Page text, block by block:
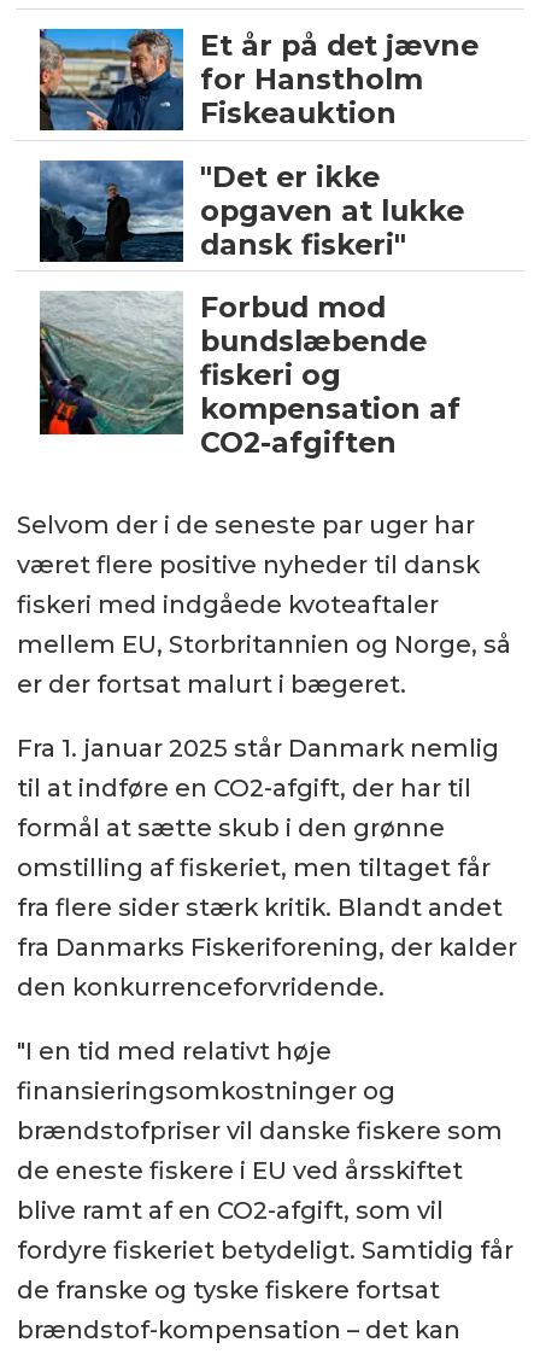
Et år på det jævne
for Hanstholm
Fiskeauktion
"Det er ikke
opgaven at lukke
dansk fiskeri"
Forbud mod
bundslæbende
fiskeri og
kompensation af
CO2-afgiften
Selvom der i de seneste par uger har
været flere positive nyheder til dansk
fiskeri med indgåede kvoteaftaler
mellem EU, Storbritannien og Norge, så
er der fortsat malurt i bægeret.
Fra 1. januar 2025 står Danmark nemlig
til at indføre en CO2-afgift, der har til
formål at sætte skub i den grønne
omstilling af fiskeriet, men tiltaget får
fra flere sider stærk kritik. Blandt andet
fra Danmarks Fiskeriforening, der kalder
den konkurrenceforvridende.
"I en tid med relativt høje
finansieringsomkostninger og
brændstofpriser vil danske fiskere som
de eneste fiskere i EU ved årsskiftet
blive ramt af en CO2-afgift, som vil
fordyre fiskeriet betydeligt. Samtidig får
de franske og tyske fiskere fortsat
brændstof-kompensation – det kan